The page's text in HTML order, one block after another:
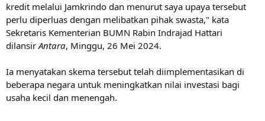
kredit melalui Jamkrindo dan menurut saya upaya tersebut
perlu diperluas dengan melibatkan pihak swasta," kata
Sekretaris Kementerian BUMN Rabin Indrajad Hattari
dilansirAntara, Minggu, 26 Mei 2024.
Ia menyatakan skema tersebut telah diimplementasikan di
beberapa negara untuk meningkatkan nilai investasi bagi
usaha kecil dan menengah.